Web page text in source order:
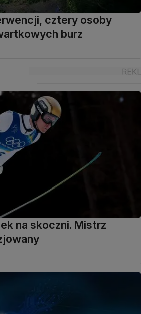
cztery osoby
burz
na skoczni. Mistrz